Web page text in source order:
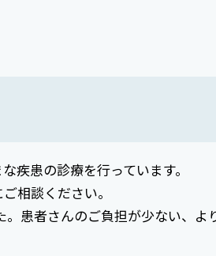
疾患の診療を行っています。
相談ください。
患者さんのご負担が少ない、よ